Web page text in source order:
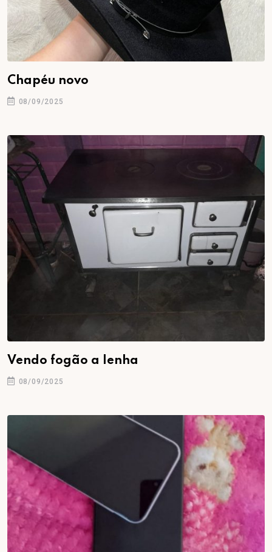
Chapéu novo
08/09/2025
Vendo fogão a lenha
08/09/2025